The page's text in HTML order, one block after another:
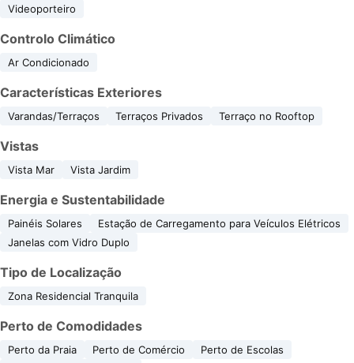
Videoporteiro
Controlo Climático
Ar Condicionado
Características Exteriores
Varandas/Terraços Terraços Privados Terraço no Rooftop
Vistas
Vista Mar Vista Jardim
Energia e Sustentabilidade
Painéis Solares
Estação de Carregamento para Veículos Elétricos
Janelas com Vidro Duplo
Tipo de Localização
Zona Residencial Tranquila
Perto de Comodidades
Perto da Praia Perto de Comércio
Perto de Escolas